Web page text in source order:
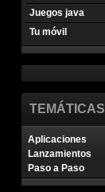
Juegos java
Tu móvil
TEMÁTICAS
Aplicaciones
Lanzamientos
Paso a Paso